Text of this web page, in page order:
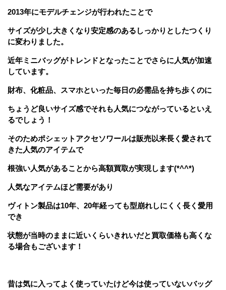
2013年にモデルチェンジが行われたことで
サイズが少し大きくなり安定感のあるしっかりとしたつくり
に変わりました。
近年ミニバッグがトレンドとなったことでさらに人気が加速
しています。
財布、化粧品、スマホといった毎日の必需品を持ち歩くのに
ちょうど良いサイズ感でそれも人気につながっているといえ
るでしょう！
そのためポシェットアクセソワールは販売以来長く愛されて
きた人気のアイテムで
根強い人気があることから高額買取が実現します(*^^*)
人気なアイテムほど需要があり
ヴィトン製品は10年、20年経っても型崩れしにくく長く愛用
でき
状態が当時のままに近いくらいきれいだと買取価格も高くな
る場合もございます！
昔は気に入ってよく使っていたけど今は使っていないバッグ